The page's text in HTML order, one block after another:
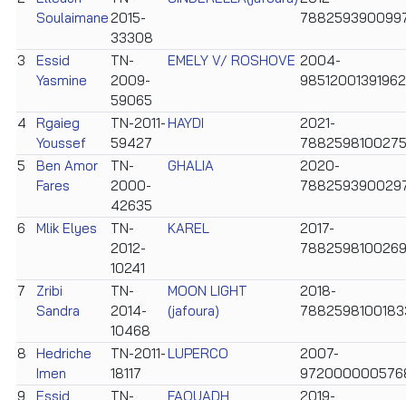
Soulaimane 2015-
33308
3
Essid
Yasmine
TN-
2009-
59065
EMELY V/ ROSHOVE 2004-
4
Rgaieg
Youssef
TN-2011-
59427
HAYDI
2021-
5
Ben Amor
Fares
TN-
2000-
42635
GHALIA
2020-
6 Mlik Elyes
TN-
2012-
10241
KAREL
2017-
7
Zribi
Sandra
TN-
2014-
10468
MOON LIGHT
(jafoura)
2018-
8
Hedriche
Imen
TN-2011-
18117
LUPERCO
2007-
9
Essid
TN-
FAOUADH
2019-